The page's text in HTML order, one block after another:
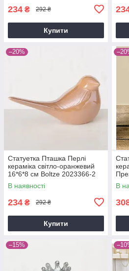
234 ₴ 292 ₴
Купити
–20%
Статуетка Пташка Перлі
кераміка світло-оранжевий
16*6*8 см Boltze 2023366-2
В наявності
234 ₴ 292 ₴
Купити
В
–15%